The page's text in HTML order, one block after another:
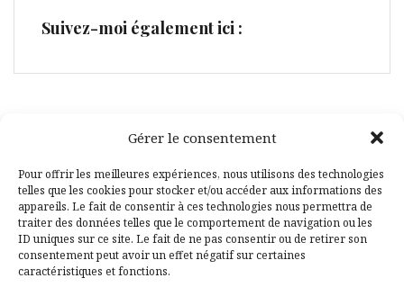
Gérer le consentement
Pour offrir les meilleures expériences, nous utilisons des technologies
telles que les cookies pour stocker et/ou accéder aux informations des
appareils. Le fait de consentir à ces technologies nous permettra de
traiter des données telles que le comportement de navigation ou les
ID uniques sur ce site. Le fait de ne pas consentir ou de retirer son
consentement peut avoir un effet négatif sur certaines
caractéristiques et fonctions.
Suivez-moi également ici :
Facebook
Pinterest